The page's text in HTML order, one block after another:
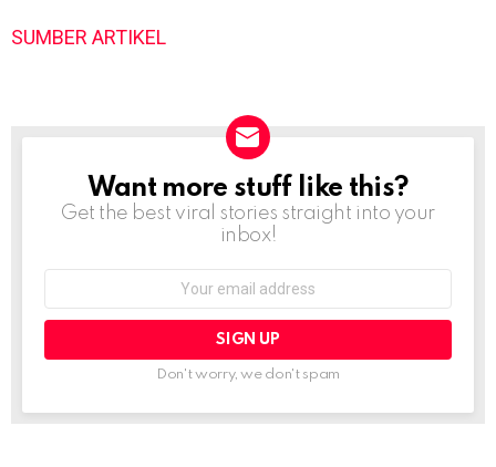
SUMBER ARTIKEL
NEWSLETTER
Want more stuff like this?
Get the best viral stories straight into your
inbox!
Don't worry, we don't spam